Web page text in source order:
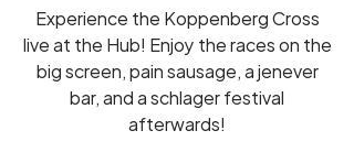
Experience the Koppenberg Cross
live at the Hub! Enjoy the races on the
big screen, pain sausage, a jenever
bar, and a schlager festival
afterwards!